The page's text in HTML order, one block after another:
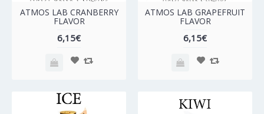
ATMOS LAB CRANBERRY
FLAVOR
6,15€
ATMOS LAB GRAPEFRUIT
FLAVOR
6,15€